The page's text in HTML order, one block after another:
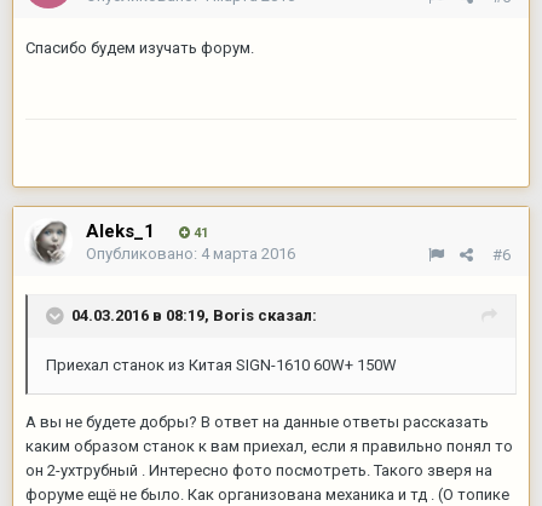
Спасибо будем изучать форум.
Aleks_1 41
#6
Опубликовано: 4 марта 2016
04.03.2016 в 08:19, Boris сказал:
Приехал станок из Китая SIGN-1610 60W+ 150W
А вы не будете добры? В ответ на данные ответы рассказать
каким образом станок к вам приехал, если я правильно понял то
он 2-ухтрубный . Интересно фото посмотреть. Такого зверя на
форуме ещё не было. Как организована механика и тд . (О топике